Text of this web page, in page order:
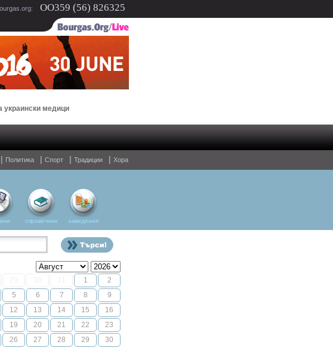
медици
текстил
| Политика | Спорт | Традиции | Хора
справочник заведения
1
2
5 6 7 8
9
12 13 14 15
16
19 20 21 22
23
26 27 28 29
30
OO359 (56) 826325